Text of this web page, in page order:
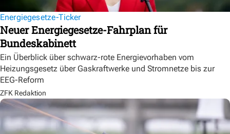
Energiegesetze-Ticker
Neuer Energiegesetze-Fahrplan für
Bundeskabinett
Ein Überblick über schwarz-rote Energievorhaben vom
Heizungsgesetz über Gaskraftwerke und Stromnetze bis zur
EEG-Reform
ZFK Redaktion